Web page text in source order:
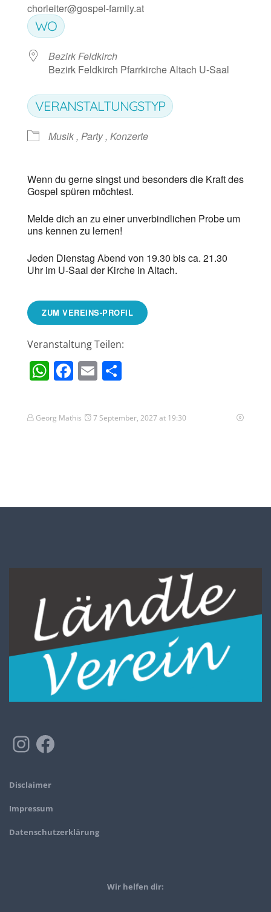
chorleiter@gospel-family.at
WO
Bezirk Feldkirch
Bezirk Feldkirch Pfarrkirche Altach U-Saal
VERANSTALTUNGSTYP
Musik , Party , Konzerte
Wenn du gerne singst und besonders die Kraft des
Gospel spüren möchtest.
Melde dich an zu einer unverbindlichen Probe um
uns kennen zu lernen!
Jeden Dienstag Abend von 19.30 bis ca. 21.30
Uhr im U-Saal der Kirche in Altach.
ZUM VEREINS-PROFIL
Veranstaltung Teilen:
WhatsApp
Facebook
Email
Georg Mathis 7 September, 2027 at 19:30
Disclaimer
Impressum
Datenschutzerklärung
Wir helfen dir: